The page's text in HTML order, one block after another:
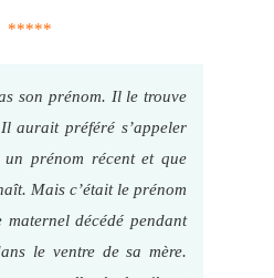
*****
son prénom. Il le trouve
aurait préféré s’appeler
prénom récent et que
Mais c’était le prénom
maternel décédé pendant
le ventre de sa mère.